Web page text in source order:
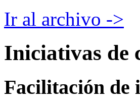
Ir al archivo ->
Iniciativas de
Facilitación de